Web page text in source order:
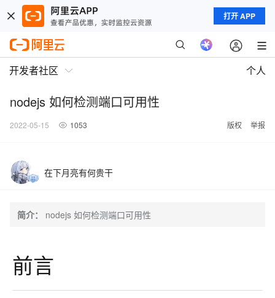
打开 APP
开发者社区 个人
nodejs 如何检测端口可用性
2022-05-15 1053 版权 举报
在下月亮有何贵干
简介： nodejs 如何检测端口可用性
前言